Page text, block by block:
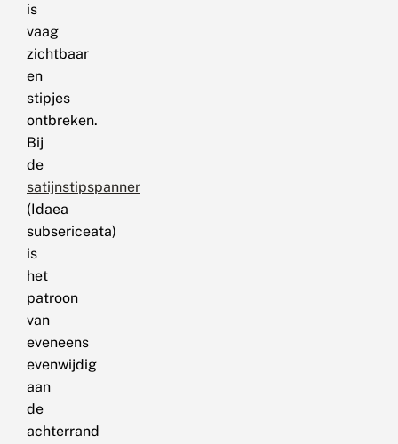
is
vaag
zichtbaar
en
stipjes
ontbreken.
Bij
de
satijnstipspanner
(Idaea
subsericeata)
is
het
patroon
van
eveneens
evenwijdig
aan
de
achterrand